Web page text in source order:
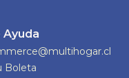
Boleta